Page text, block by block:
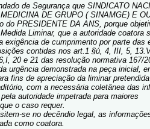
de Segurança que SINDICATO
DE GRUPO ( SINAMGE) E
do PRESIDENTE DA ANS, porque
Liminar, que a autoridade coatora
exigência de cumprimento por parte das
contidas nos art.1 §ú, 4, III, 5,
20 e 21 das resolução normativa 167/
urgência demonstrada na peça inicial,
fins de apreciação da liminar
com a necessária coletânea das
autoridade impetrada para maiores
o caso requer.
se no decêndio legal, as
como coatora.